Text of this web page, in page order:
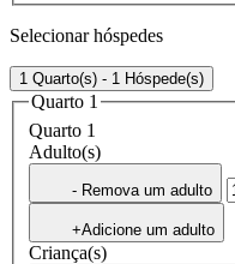
Selecionar hóspedes
1 Quarto(s) - 1 Hóspede(s)
Quarto 1
Quarto 1
Adulto(s)
- Remova um adulto
+Adicione um adulto
Criança(s)